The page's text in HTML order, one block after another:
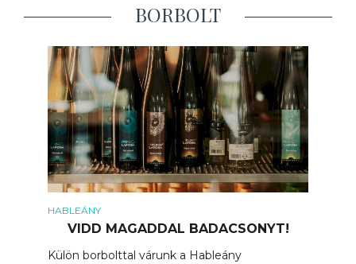
BORBOLT
HABLEÁNY
VIDD MAGADDAL BADACSONYT!
Külön borbolttal várunk a Hableány